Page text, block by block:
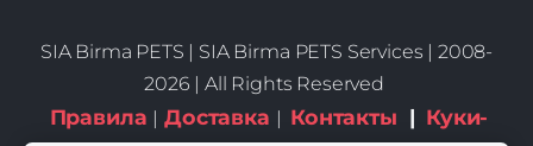
SIA Birma PETS | SIA Birma PETS Services | 2008-
2026 | All Rights Reserved
Правила | Доставка | Контакты | Куки-